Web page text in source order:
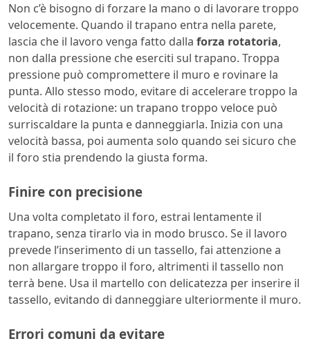
Non c’è bisogno di forzare la mano o di lavorare troppo
velocemente. Quando il trapano entra nella parete,
lascia che il lavoro venga fatto dalla forza rotatoria,
non dalla pressione che eserciti sul trapano. Troppa
pressione può compromettere il muro e rovinare la
punta. Allo stesso modo, evitare di accelerare troppo la
velocità di rotazione: un trapano troppo veloce può
surriscaldare la punta e danneggiarla. Inizia con una
velocità bassa, poi aumenta solo quando sei sicuro che
il foro stia prendendo la giusta forma.
Finire con precisione
Una volta completato il foro, estrai lentamente il
trapano, senza tirarlo via in modo brusco. Se il lavoro
prevede l’inserimento di un tassello, fai attenzione a
non allargare troppo il foro, altrimenti il tassello non
terrà bene. Usa il martello con delicatezza per inserire il
tassello, evitando di danneggiare ulteriormente il muro.
Errori comuni da evitare